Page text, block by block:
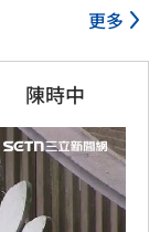
更多
陳時中